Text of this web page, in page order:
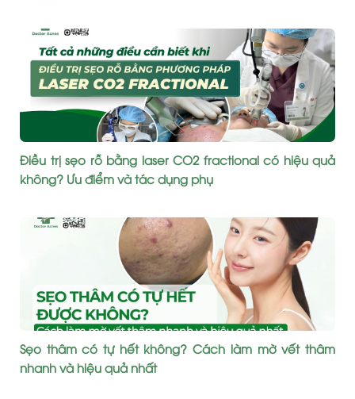
Điều trị sẹo rỗ bằng laser CO2 fractional có hiệu quả
không? Ưu điểm và tác dụng phụ
Sẹo thâm có tự hết không? Cách làm mờ vết thâm
nhanh và hiệu quả nhất